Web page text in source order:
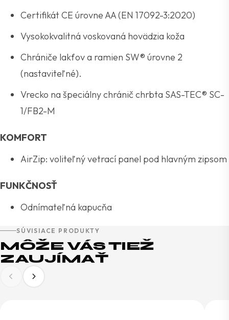
Certifikát CE úrovne AA (EN 17092-3:2020)
Vysokokvalitná voskovaná hovädzia koža
Chrániče lakťov a ramien SW® úrovne 2
(nastaviteľné).
Vrecko na špeciálny chránič chrbta SAS-TEC® SC-
1/FB2-M
KOMFORT
AirZip: voliteľný vetrací panel pod hlavným zipsom
FUNKČNOSŤ
Odnímateľná kapucňa
SÚVISIACE PRODUKTY
MÔŽE VÁS TIEŽ
ZAUJÍMAŤ